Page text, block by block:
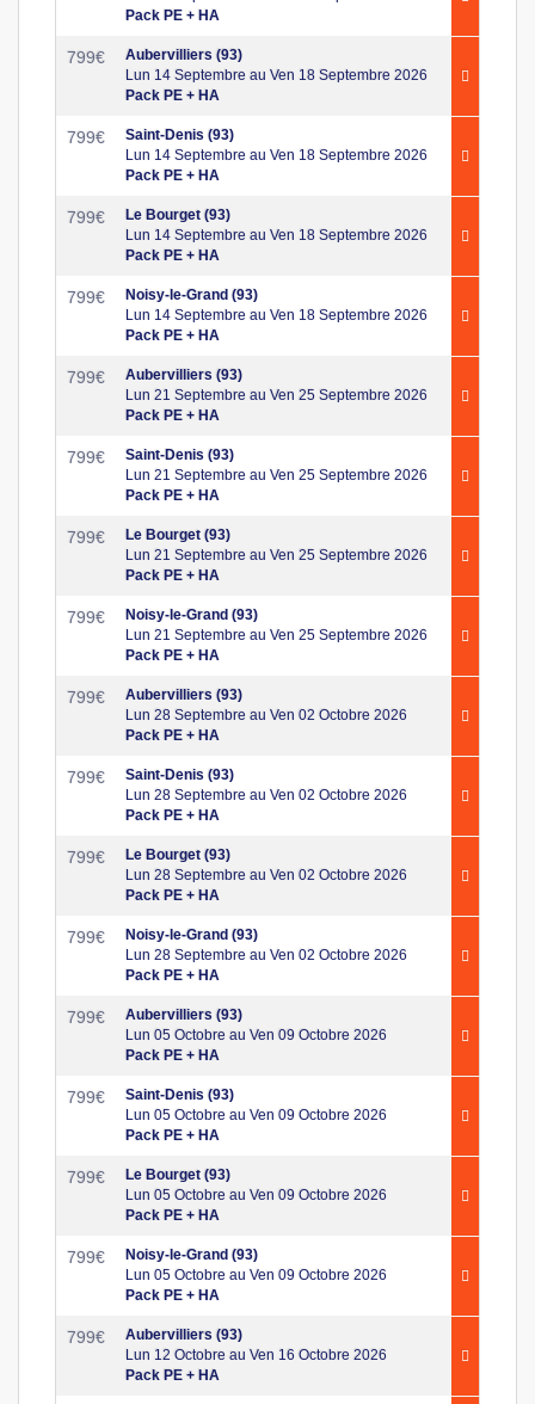
Pack PE + HA
799€
Aubervilliers (93)
Lun 14 Septembre au Ven 18 Septembre 2026
Pack PE + HA
799€
Saint-Denis (93)
Lun 14 Septembre au Ven 18 Septembre 2026
Pack PE + HA
799€
Le Bourget (93)
Lun 14 Septembre au Ven 18 Septembre 2026
Pack PE + HA
799€
Noisy-le-Grand (93)
Lun 14 Septembre au Ven 18 Septembre 2026
Pack PE + HA
799€
Aubervilliers (93)
Lun 21 Septembre au Ven 25 Septembre 2026
Pack PE + HA
799€
Saint-Denis (93)
Lun 21 Septembre au Ven 25 Septembre 2026
Pack PE + HA
799€
Le Bourget (93)
Lun 21 Septembre au Ven 25 Septembre 2026
Pack PE + HA
799€
Noisy-le-Grand (93)
Lun 21 Septembre au Ven 25 Septembre 2026
Pack PE + HA
799€
Aubervilliers (93)
Lun 28 Septembre au Ven 02 Octobre 2026
Pack PE + HA
799€
Saint-Denis (93)
Lun 28 Septembre au Ven 02 Octobre 2026
Pack PE + HA
799€
Le Bourget (93)
Lun 28 Septembre au Ven 02 Octobre 2026
Pack PE + HA
799€
Noisy-le-Grand (93)
Lun 28 Septembre au Ven 02 Octobre 2026
Pack PE + HA
799€
Aubervilliers (93)
Lun 05 Octobre au Ven 09 Octobre 2026
Pack PE + HA
799€
Saint-Denis (93)
Lun 05 Octobre au Ven 09 Octobre 2026
Pack PE + HA
799€
Le Bourget (93)
Lun 05 Octobre au Ven 09 Octobre 2026
Pack PE + HA
799€
Noisy-le-Grand (93)
Lun 05 Octobre au Ven 09 Octobre 2026
Pack PE + HA
799€
Aubervilliers (93)
Lun 12 Octobre au Ven 16 Octobre 2026
Pack PE + HA